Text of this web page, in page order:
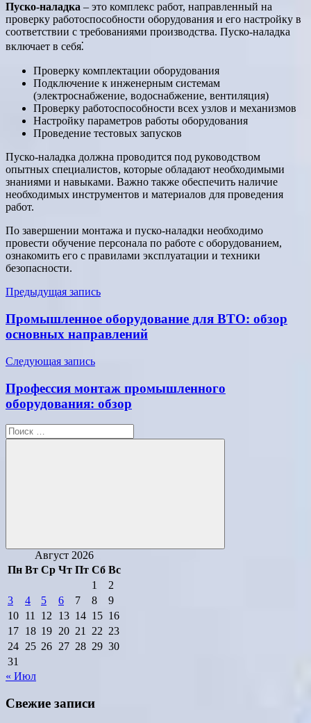
Пуско-наладка – это комплекс работ, направленный на
проверку работоспособности оборудования и его настройку в
соответствии с требованиями производства. Пуско-наладка
включает в себя⁚
Проверку комплектации оборудования
Подключение к инженерным системам
(электроснабжение, водоснабжение, вентиляция)
Проверку работоспособности всех узлов и механизмов
Настройку параметров работы оборудования
Проведение тестовых запусков
Пуско-наладка должна проводится под руководством
опытных специалистов, которые обладают необходимыми
знаниями и навыками. Важно также обеспечить наличие
необходимых инструментов и материалов для проведения
работ.
По завершении монтажа и пуско-наладки необходимо
провести обучение персонала по работе с оборудованием,
ознакомить его с правилами эксплуатации и техники
безопасности.
Навигация
по
записям
Предыдущая запись
Промышленное оборудование для ВТО: обзор
основных направлений
Следующая запись
Профессия монтаж промышленного
оборудования: обзор
Поиск
для:
Поиск
Август 2026
Пн Вт Ср Чт Пт Сб Вс
1
2
3
4 5 6 7 8
9
10 11 12 13 14 15 16
17 18 19 20 21 22 23
24 25 26 27 28 29 30
31
« Июл
Свежие записи